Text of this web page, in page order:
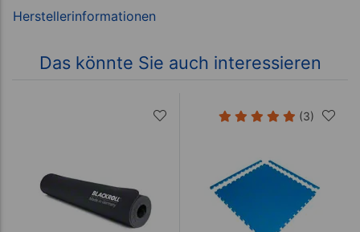
Das könnte Sie auch interessieren
(3)